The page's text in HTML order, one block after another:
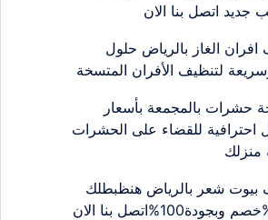
اتصل بنا الان
الغاز بالرياض حلول
حشرات بالمجمعة بأسعار
احترافية للقضاء على الحشرات
منزلك
بيوت شعر بالرياض هنظبطلك